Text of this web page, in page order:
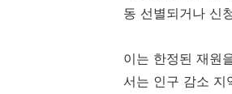
동 선별되거나 신
이는 한정된 재원
서는 인구 감소 지